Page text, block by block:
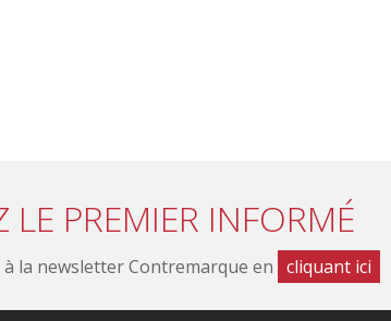
LE PREMIER INFORMÉ
la newsletter Contremarque en cliquant ici